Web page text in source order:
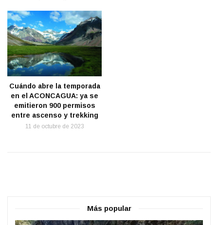
Cuándo abre la temporada
en el ACONCAGUA: ya se
emitieron 900 permisos
entre ascenso y trekking
11 de octubre de 2023
Más popular